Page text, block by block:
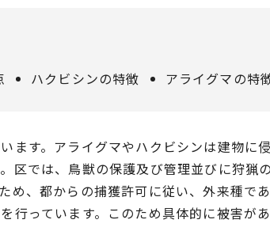
ハクビシンの特徴 アライグマの特
ます。アライグマやハクビシンは建物
区では、鳥獣の保護及び管理並びに狩
め、都からの捕獲許可に従い、外来種
行っています。このため具体的に被害が